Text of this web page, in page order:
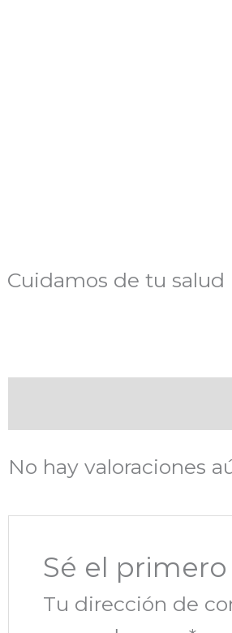
Cuidamos de tu salud
No hay valoraciones
Sé el primero
Tu dirección de